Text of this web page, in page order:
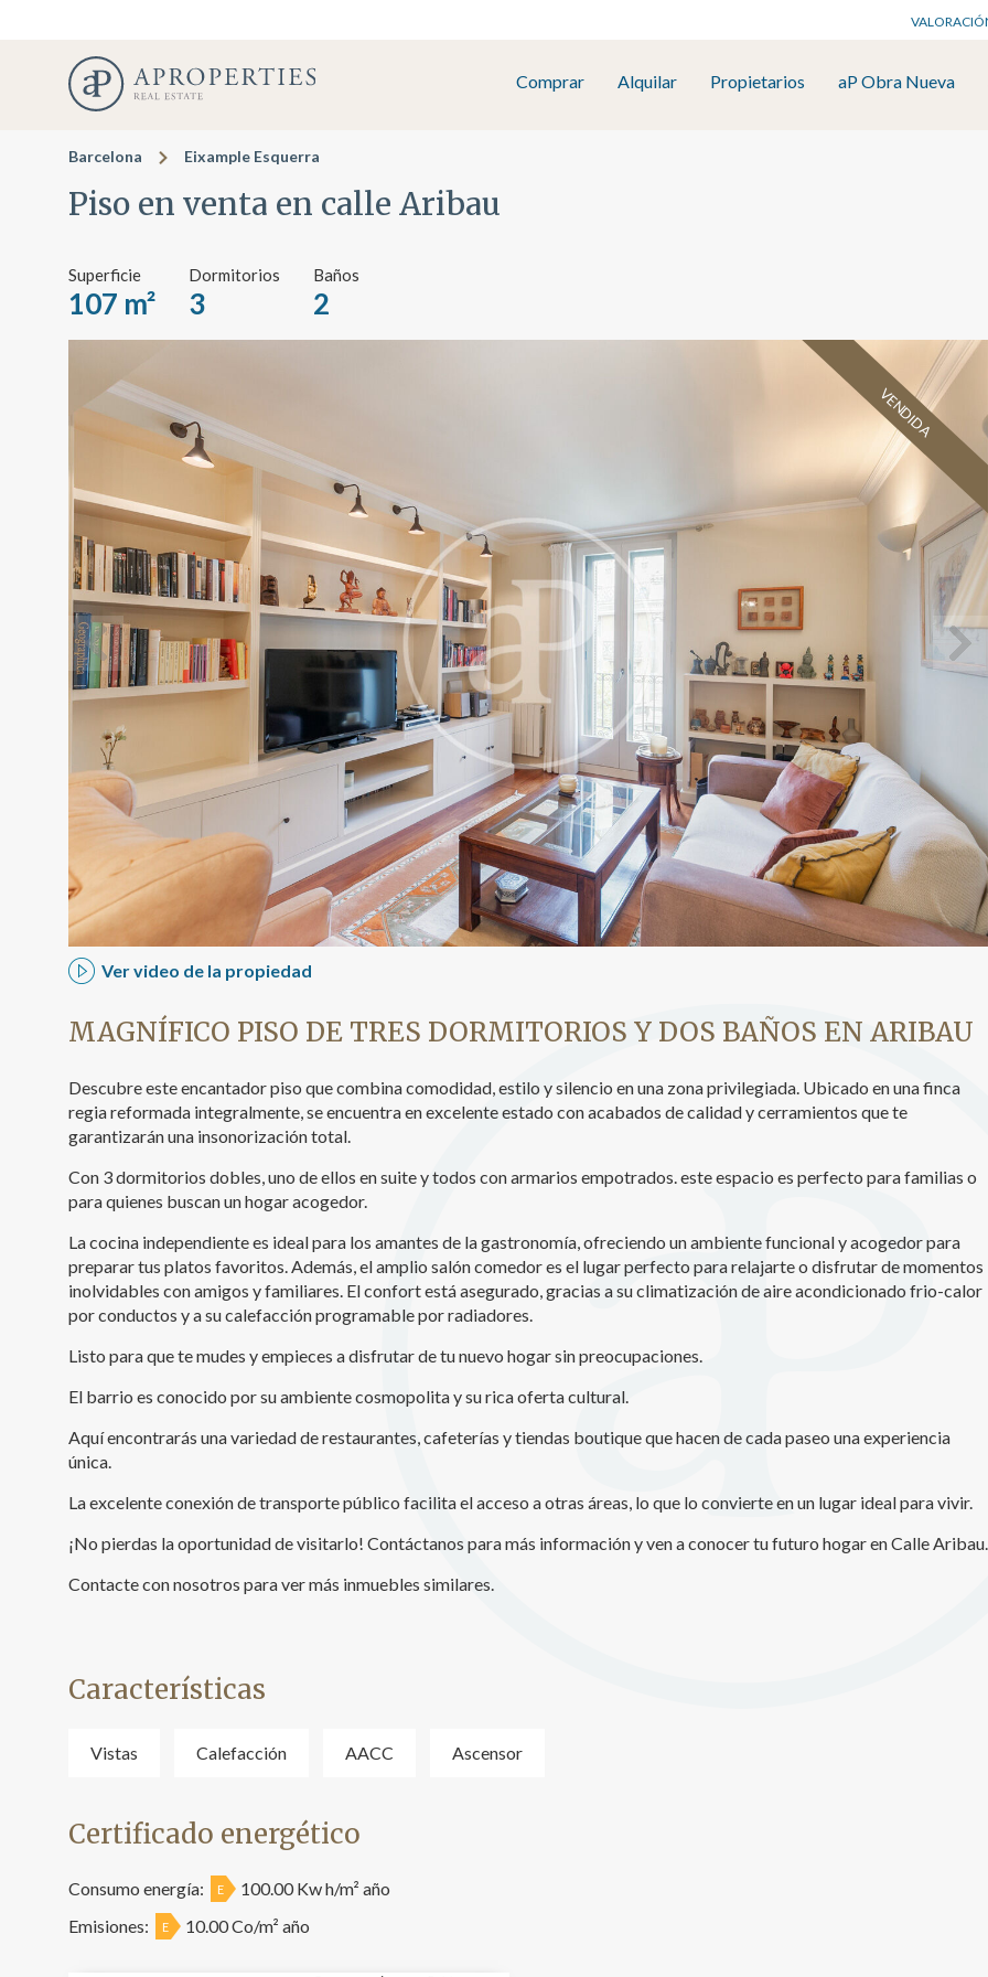
Comprar Alquilar Propietarios aP Obra Nueva
Barcelona Eixample Esquerra
Piso en venta en calle Aribau
Superficie
107 m²
Dormitorios
3
Baños
2
VENDIDA
Ver video de la propiedad
MAGNÍFICO PISO DE TRES DORMITORIOS Y DOS BAÑOS EN ARIBAU
Descubre este encantador piso que combina comodidad, estilo y silencio en una zona privilegiada. Ubicado en una finca
regia reformada integralmente, se encuentra en excelente estado con acabados de calidad y cerramientos que te
garantizarán una insonorización total.
Con 3 dormitorios dobles, uno de ellos en suite y todos con armarios empotrados. este espacio es perfecto para familias o
para quienes buscan un hogar acogedor.
La cocina independiente es ideal para los amantes de la gastronomía, ofreciendo un ambiente funcional y acogedor para
preparar tus platos favoritos. Además, el amplio salón comedor es el lugar perfecto para relajarte o disfrutar de momentos
inolvidables con amigos y familiares. El confort está asegurado, gracias a su climatización de aire acondicionado frio-calor
por conductos y a su calefacción programable por radiadores.
Listo para que te mudes y empieces a disfrutar de tu nuevo hogar sin preocupaciones.
El barrio es conocido por su ambiente cosmopolita y su rica oferta cultural.
Aquí encontrarás una variedad de restaurantes, cafeterías y tiendas boutique que hacen de cada paseo una experiencia
única.
La excelente conexión de transporte público facilita el acceso a otras áreas, lo que lo convierte en un lugar ideal para vivir.
¡No pierdas la oportunidad de visitarlo! Contáctanos para más información y ven a conocer tu futuro hogar en Calle Aribau.
Contacte con nosotros para ver más inmuebles similares.
Características
Vistas Calefacción AACC Ascensor
Certificado energético
Consumo energía: E
100.00 Kw h/m² año
Emisiones:
E 10.00 Co/m² año
Modificar cookies
Técnicas y funcionales
Siempre
Este sitio web utiliza Cookies propias para recopilar información con la finalidad
mejorar nuestros servicios. Si continua navegando, supone la aceptación de la
instalación de las mismas. El usuario tiene la posibilidad de configurar su
pudiendo, si así lo desea, impedir que sean instaladas en su disco duro,
deberá tener en cuenta que dicha acción podrá ocasionar dificultades de
Analíticas y personalización
medición de la actividad de la web para la elaboración de perfiles de
los usuarios con el fin de introducir mejoras en función del análisis de los datos
Estas cookies son utilizadas para almacenar información sobre las
elecciones personales del usuario a través de la observación continuada de sus
hábitos de navegación. Gracias a ellas, podemos conocer los hábitos de
en el sitio web y mostrar publicidad relacionada con el perfil de navegación del
Guardar configuración